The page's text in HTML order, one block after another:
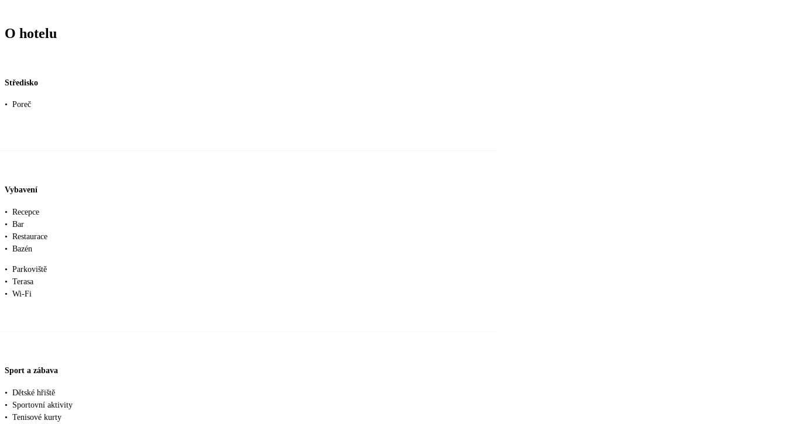
O hotelu
Středisko
• Poreč
Vybavení
• Recepce
• Bar
• Restaurace
• Bazén
• Parkoviště
• Terasa
• Wi-Fi
Sport a zábava
• Dětské hřiště
•
Sportovní aktivity
• Tenisové kurty